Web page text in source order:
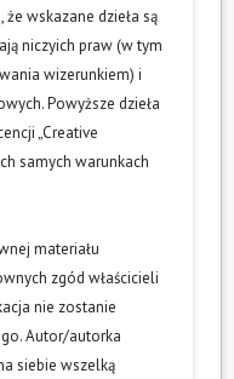
wskazane dzieła są
niczyich praw (w tym
wizerunkiem) i
Powyższe dzieła
„Creative
samych warunkach
materiału
zgód właścicieli
nie zostanie
Autor/autorka
siebie wszelką